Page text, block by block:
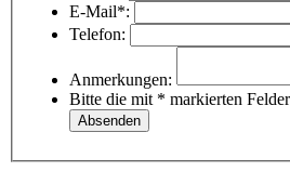
E-Mail*:
Telefon:
Anmerkungen:
Bitte die mit * markierten